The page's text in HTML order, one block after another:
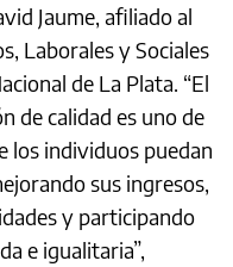
Jaume, afiliado al
Laborales y Sociales
de La Plata. “El
de calidad es uno de
los individuos puedan
sus ingresos,
y participando
e igualitaria”,